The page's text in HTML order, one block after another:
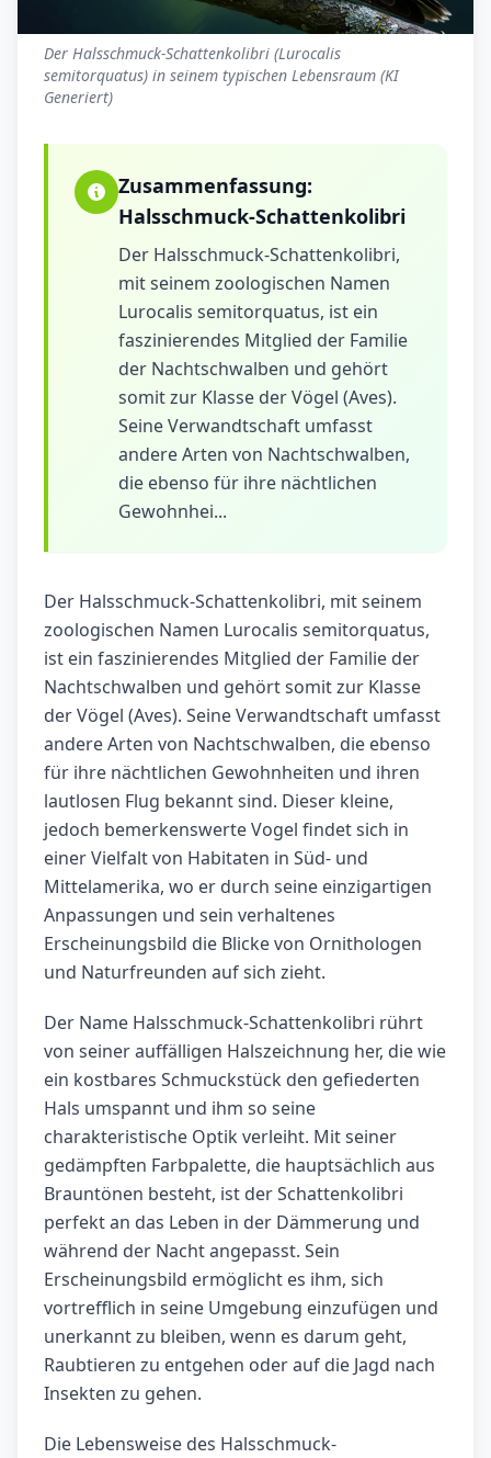
Der Halsschmuck-Schattenkolibri (Lurocalis
semitorquatus) in seinem typischen Lebensraum (KI
Generiert)
Zusammenfassung:
Halsschmuck-Schattenkolibri
Der Halsschmuck-Schattenkolibri,
mit seinem zoologischen Namen
Lurocalis semitorquatus, ist ein
faszinierendes Mitglied der Familie
der Nachtschwalben und gehört
somit zur Klasse der Vögel (Aves).
Seine Verwandtschaft umfasst
andere Arten von Nachtschwalben,
die ebenso für ihre nächtlichen
Gewohnhei...
Der Halsschmuck-Schattenkolibri, mit seinem
zoologischen Namen Lurocalis semitorquatus,
ist ein faszinierendes Mitglied der Familie der
Nachtschwalben und gehört somit zur Klasse
der Vögel (Aves). Seine Verwandtschaft umfasst
andere Arten von Nachtschwalben, die ebenso
für ihre nächtlichen Gewohnheiten und ihren
lautlosen Flug bekannt sind. Dieser kleine,
jedoch bemerkenswerte Vogel findet sich in
einer Vielfalt von Habitaten in Süd- und
Mittelamerika, wo er durch seine einzigartigen
Anpassungen und sein verhaltenes
Erscheinungsbild die Blicke von Ornithologen
und Naturfreunden auf sich zieht.
Der Name Halsschmuck-Schattenkolibri rührt
von seiner auffälligen Halszeichnung her, die wie
ein kostbares Schmuckstück den gefiederten
Hals umspannt und ihm so seine
charakteristische Optik verleiht. Mit seiner
gedämpften Farbpalette, die hauptsächlich aus
Brauntönen besteht, ist der Schattenkolibri
perfekt an das Leben in der Dämmerung und
während der Nacht angepasst. Sein
Erscheinungsbild ermöglicht es ihm, sich
vortrefflich in seine Umgebung einzufügen und
unerkannt zu bleiben, wenn es darum geht,
Raubtieren zu entgehen oder auf die Jagd nach
Insekten zu gehen.
Die Lebensweise des Halsschmuck-